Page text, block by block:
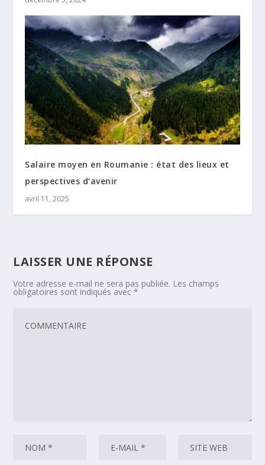
Salaire moyen en Roumanie : état des lieux et
perspectives d’avenir
avril 11, 2025
LAISSER UNE RÉPONSE
Votre adresse e-mail ne sera pas publiée. Les champs
obligatoires sont indiqués avec*